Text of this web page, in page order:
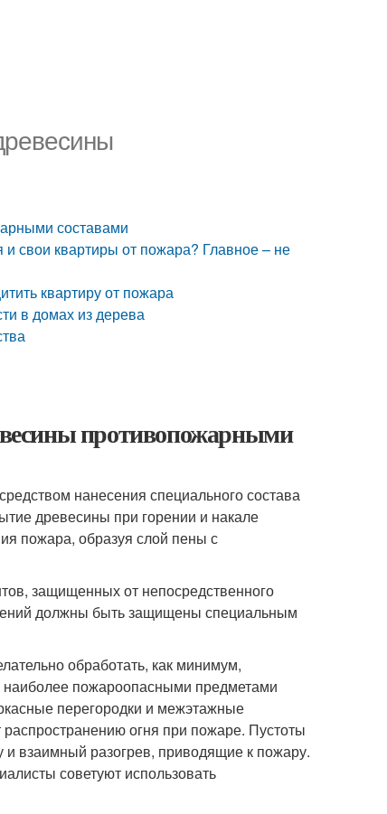
составами
и свои квартиры от пожара? Главное – не
квартиру от пожара
в домах из дерева
противопожарными
нанесения специального состава
древесины при горении и накале
пожара, образуя слой пены с
защищенных от непосредственного
должны быть защищены специальным
обработать, как минимум,
наиболее пожароопасными предметами
перегородки и межэтажные
распространению огня при пожаре. Пустоты
и взаимный разогрев, приводящие к пожару.
советуют использовать